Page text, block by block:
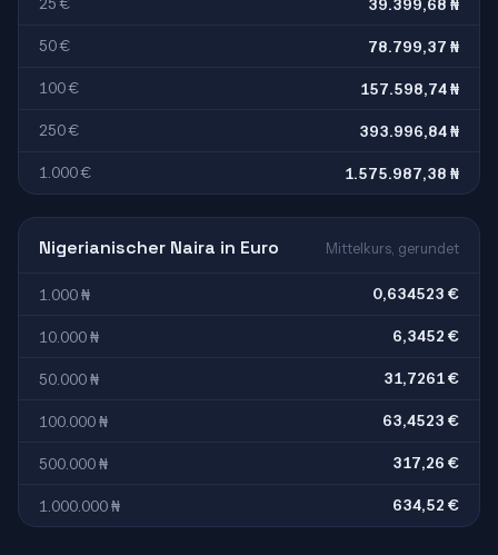
39.399,68 ₦
50 € 78.799,37 ₦
100 € 157.598,74 ₦
250 € 393.996,84 ₦
1.000 € 1.575.987,38 ₦
Nigerianischer Naira in Euro Mittelkurs, gerundet
1.000 ₦ 0,634523 €
10.000 ₦ 6,3452 €
50.000 ₦ 31,7261 €
100.000 ₦ 63,4523 €
500.000 ₦ 317,26 €
1.000.000 ₦ 634,52 €